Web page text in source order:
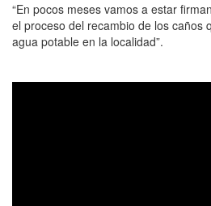
“En pocos meses vamos a estar
el proceso del recambio de los caños
agua potable en la localidad”.